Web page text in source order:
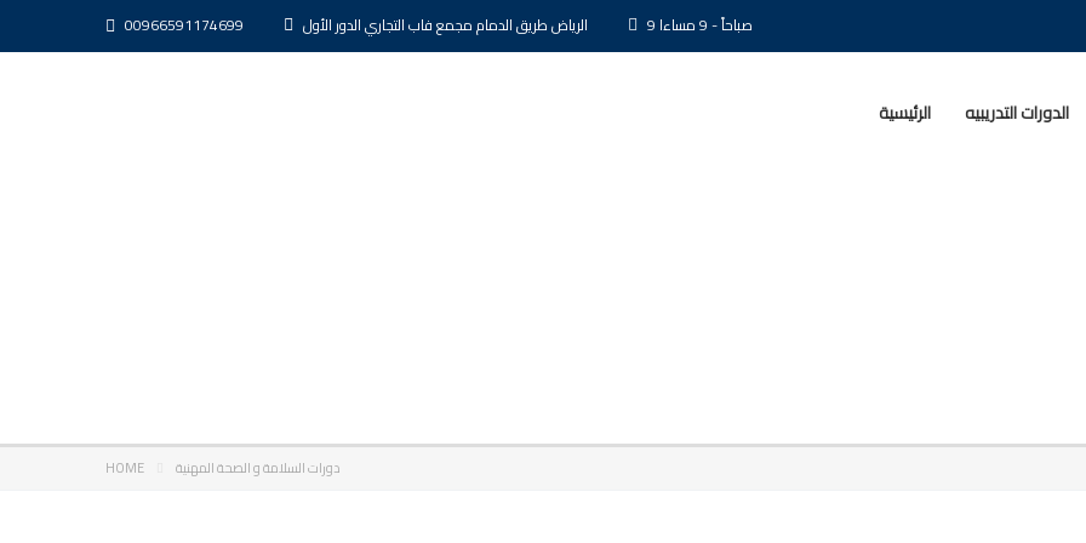
9 صباحاً - 9 مساءا الرياض طريق الدمام مجمع فاب التجاري الدور الأول 00966591174699
الرئيسية الدورات التدريبيه
HOME دورات السلامة و الصحة المهنية